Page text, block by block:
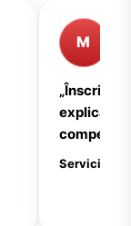
M
explicații
Serviciu: